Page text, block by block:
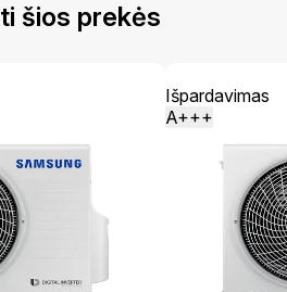
šios prekės
Išpardavimas
A+++